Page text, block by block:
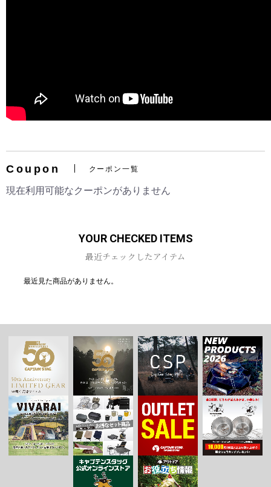
Coupon クーポン一覧
現在利用可能なクーポンがありません
YOUR CHECKED ITEMS
最近チェックしたアイテム
最近見た商品がありません。